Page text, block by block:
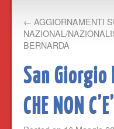
← AGGIORNAMENTI
NAZIONAL/
BERNARDA
San
CHE NON C’E’